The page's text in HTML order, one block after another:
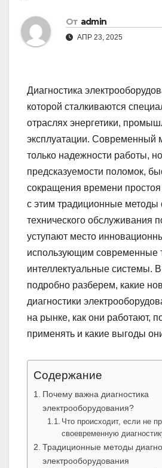
От admin
АПР 23, 2025
Диагностика
которой сталкиваются
отраслях энергетики,
эксплуатации. Современный
только надежности работы,
предсказуемости поломок,
сокращения времени простоя
с этим традиционные методы
технического обслуживания
уступают место
использующим современные
интеллектуальные системы.
подробно разберем, какие
диагностики
на рынке, как они работают,
применять и какие выгоды
Содержание
Почему важна диагностика
электрооборудования?
Что происходит, если не
своевременную
Традиционные методы
электрооборудования